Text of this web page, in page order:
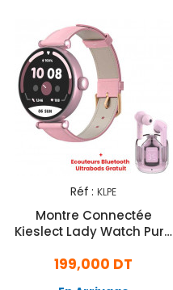
Réf : KLPE
Montre Connectée
Kieslect Lady Watch Pura
199,000 DT